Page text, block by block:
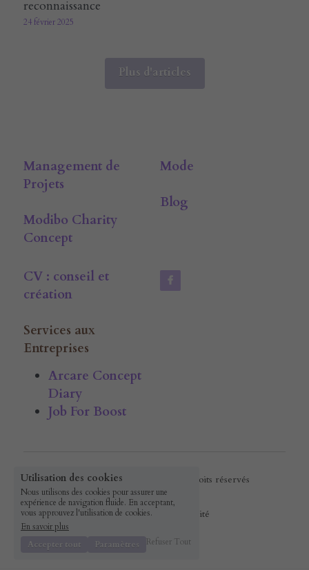
reconnaissance
24 février 2025
Plus d'articles
Management de
Projets
Modibo Charity
Concept
Mode
Blog
CV : conseil et
création
Services aux
Entreprises
Arcare Concept
Diary
Job For Boost
© 2016 ArcareConcept · Tous droits réservés
Politique de confidentialité
Utilisation des cookies
Nous utilisons des cookies pour assurer une
expérience de navigation fluide. En acceptant,
vous approuvez l'utilisation de cookies.
En savoir plus
Accepter tout
Paramètres Refuser Tout